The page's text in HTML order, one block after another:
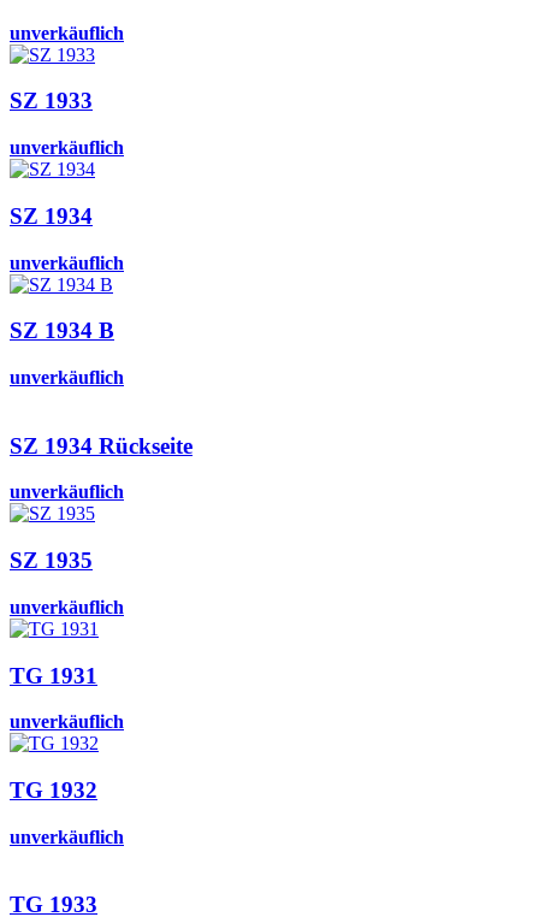
unverkäuflich
SZ 1933
unverkäuflich
SZ 1934
unverkäuflich
SZ 1934 B
unverkäuflich
SZ 1934 Rückseite
unverkäuflich
SZ 1935
unverkäuflich
TG 1931
unverkäuflich
TG 1932
unverkäuflich
TG 1933